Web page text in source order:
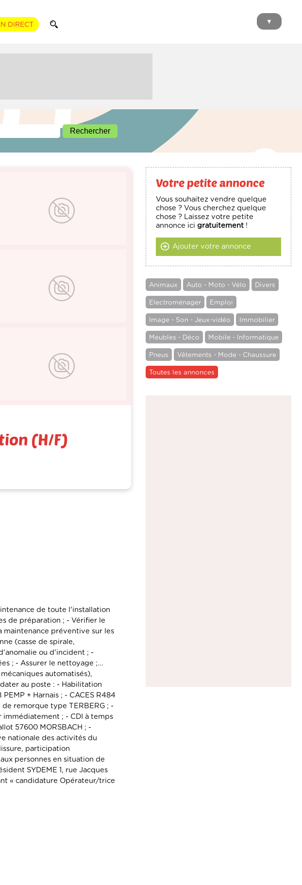
DIRECT ▼
(H/F)
de toute l'installation
de préparation ; - Vérifier le
maintenance préventive sur les
(casse de spirale,
ou d'incident ; -
; - Assurer le nettoyage ;...
automatisés),
au poste : - Habilitation
+ Harnais ; - CACES R484
remorque type TERBERG ; -
immédiatement ; - CDI à temps
57600 MORSBACH ; -
nationale des activités du
participation
personnes en situation de
SYDEME 1, rue Jacques
« candidature Opérateur/trice
Votre petite annonce
Vous souhaitez vendre quelque
chose ? Vous cherchez quelque
chose ? Laissez votre petite
annonce icigratuitement !
Ajouter votre annonce
Animaux Auto - Moto - Vélo Divers
Electroménager Emploi
Image - Son - Jeux-vidéo Immobilier
Meubles - Déco Mobile - Informatique
Pneus Vêtements - Mode - Chaussure
Toutes les annonces